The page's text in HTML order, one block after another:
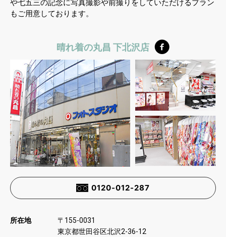
や七五三の記念に写真撮影や前撮りをしていただけるプラン
もご用意しております。
晴れ着の丸昌 下北沢店
0120-012-287
所在地 〒 155-0031
東京都世田谷区北沢2-36-12